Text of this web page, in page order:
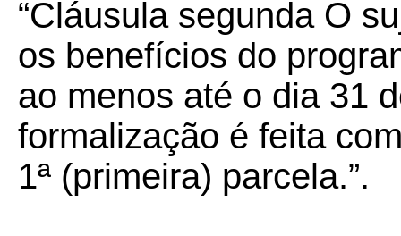
“Cláusula segunda O
os benefícios do
ao menos até o dia 31
formalização é feita
1ª (primeira) parcela.”.